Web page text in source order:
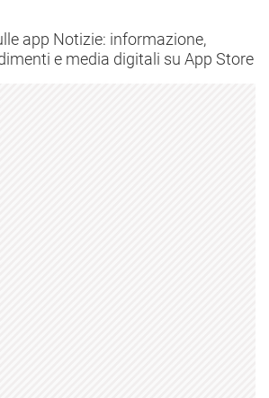
app Notizie: informazione,
e media digitali su App Store